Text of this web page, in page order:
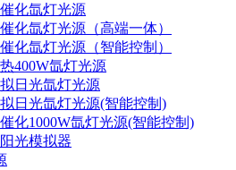
化氙灯光源
化氙灯光源（高端一体）
化氙灯光源（智能控制）
400W氙灯光源
日光氙灯光源
日光氙灯光源(智能控制)
化1000W氙灯光源(智能控制)
光模拟器